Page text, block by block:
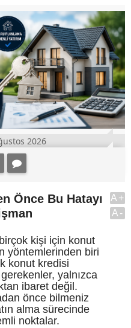
2026
Önce Bu Hatayı
kişi için konut
yöntemlerinden biri
konut kredisi
yalnızca
ibaret değil.
önce bilmeniz
alma sürecinde
noktalar.
A+
A-